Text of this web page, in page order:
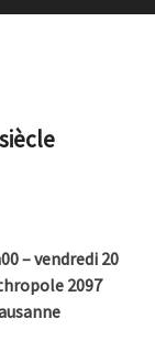
– vendredi 20
2097